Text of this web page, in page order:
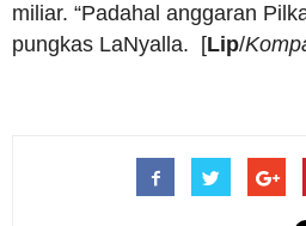
miliar. “Padahal anggaran
pungkas LaNyalla. [Lip/